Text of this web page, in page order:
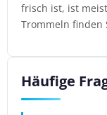
frisch ist, ist
Trommeln finden
Häufige